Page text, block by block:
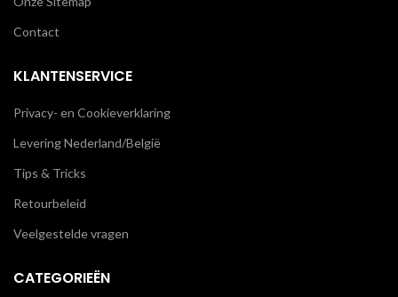
Contact
KLANTENSERVICE
Privacy- en Cookieverklaring
Levering Nederland/België
Tips & Tricks
Retourbeleid
Veelgestelde vragen
CATEGORIEËN